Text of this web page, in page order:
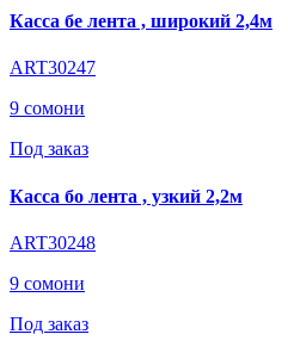
Касса бе лента , широкий 2,4м
ART30247
9 сомони
Под заказ
Касса бо лента , узкий 2,2м
ART30248
9 сомони
Под заказ